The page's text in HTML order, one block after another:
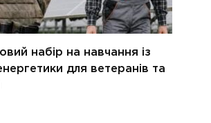
набір на навчання із
для ветеранів та